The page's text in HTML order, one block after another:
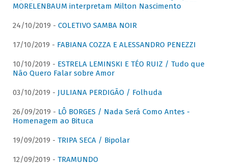
MORELENBAUM interpretam Milton Nascimento
24/10/2019 - COLETIVO SAMBA NOIR
17/10/2019 - FABIANA COZZA E ALESSANDRO PENEZZI
10/10/2019 - ESTRELA LEMINSKI E TÉO RUIZ / Tudo que
Não Quero Falar sobre Amor
03/10/2019 - JULIANA PERDIGÃO / Folhuda
26/09/2019 - LÔ BORGES / Nada Será Como Antes -
Homenagem ao Bituca
19/09/2019 - TRIPA SECA / Bipolar
12/09/2019 - TRAMUNDO